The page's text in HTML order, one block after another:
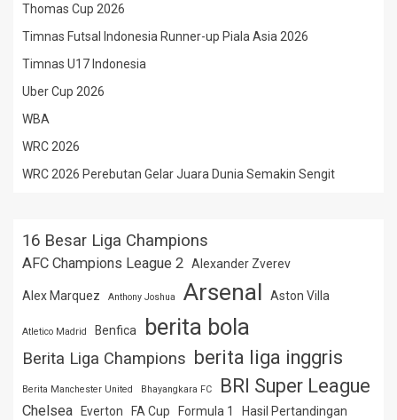
Thomas Cup 2026
Timnas Futsal Indonesia Runner-up Piala Asia 2026
Timnas U17 Indonesia
Uber Cup 2026
WBA
WRC 2026
WRC 2026 Perebutan Gelar Juara Dunia Semakin Sengit
16 Besar Liga Champions
AFC Champions League 2 Alexander Zverev
Alex Marquez Anthony Joshua Arsenal Aston Villa
Atletico Madrid Benfica berita bola
Berita Liga Champions berita liga inggris
Berita Manchester United Bhayangkara FC BRI Super League
Chelsea Everton FA Cup Formula 1 Hasil Pertandingan